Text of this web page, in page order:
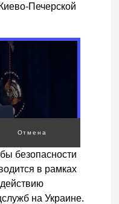
Печерской
Отмена
безопасности
в рамках
на Украине.